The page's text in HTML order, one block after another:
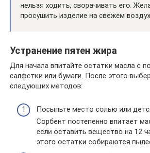
нельзя ходить, сворачивать его.
просушить изделие на свежем
Устранение пятен жира
Для начала впитайте остатки масла с
салфетки или бумаги. После этого
следующих методов:
Посыпьте место солью или
Сорбент постепенно впитает
если оставить вещество на 12
этого остатки собираются